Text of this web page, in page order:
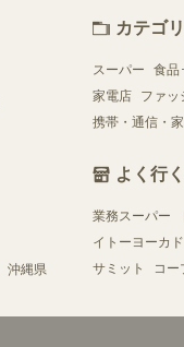
沖縄県
カテゴ
スーパー 食品
家電店
ファッ
携帯・通信・
よく行
業務スーパー
イトーヨーカ
サミット
コー